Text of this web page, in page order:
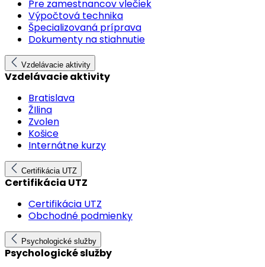
Pre zamestnancov vlečiek
Výpočtová technika
Špecializovaná príprava
Dokumenty na stiahnutie
Vzdelávacie aktivity
Vzdelávacie aktivity
Bratislava
ŽIlina
Zvolen
Košice
Internátne kurzy
Certifikácia UTZ
Certifikácia UTZ
Certifikácia UTZ
Obchodné podmienky
Psychologické služby
Psychologické služby